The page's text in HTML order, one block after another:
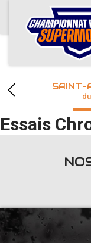
ACCUEIL
ACTUS
CALENDRIER
RÉSULTATS
SAINT-
Essais